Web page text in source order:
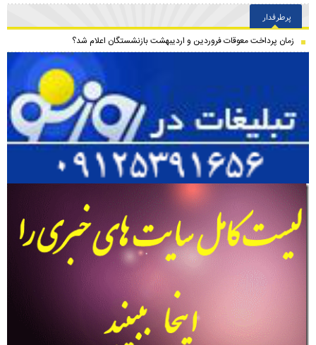
پرطرفدار
زمان پرداخت معوقات فروردین و اردیبهشت بازنشستگان اعلام شد؟